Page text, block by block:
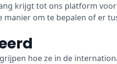
krijgt tot ons platform
om te bepalen of er
hoe ze in de